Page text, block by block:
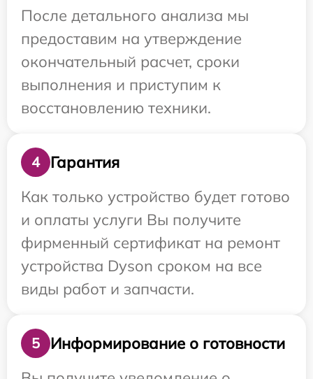
После детального анализа мы
предоставим на утверждение
окончательный расчет, сроки
выполнения и приступим к
восстановлению техники.
4
Гарантия
Как только устройство будет готово
и оплаты услуги Вы получите
фирменный сертификат на ремонт
устройства Dyson сроком на все
виды работ и запчасти.
5
Информирование о готовности